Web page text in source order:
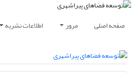
صفحه اصلی مرور اطلاعات نشریه